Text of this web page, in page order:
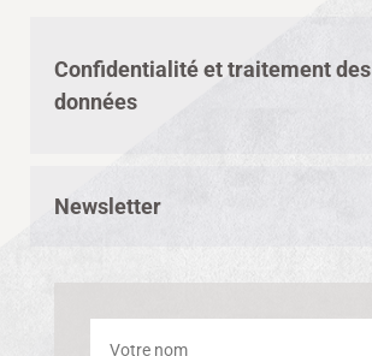
Confidentialité et traitement des
données
Newsletter